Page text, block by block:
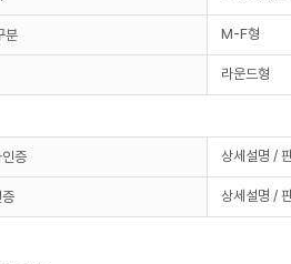
분 M-F형
라운드형
증 상세설명 /
상세설명 /